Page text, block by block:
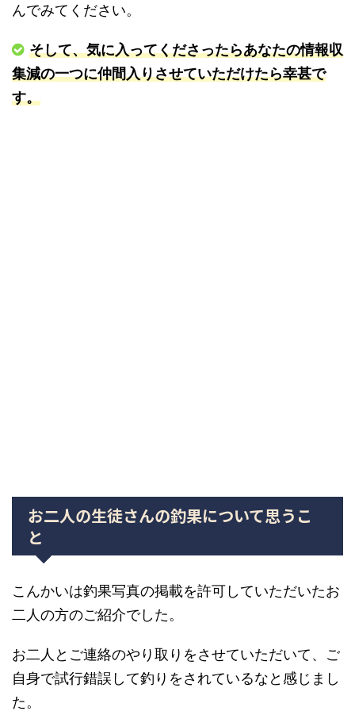
んでみてください。
そして、気に入ってくださったらあなたの情報収
集減の一つに仲間入りさせていただけたら幸甚で
す。
お二人の生徒さんの釣果について思うこ
と
こんかいは釣果写真の掲載を許可していただいたお
二人の方のご紹介でした。
お二人とご連絡のやり取りをさせていただいて、ご
自身で試行錯誤して釣りをされているなと感じまし
た。